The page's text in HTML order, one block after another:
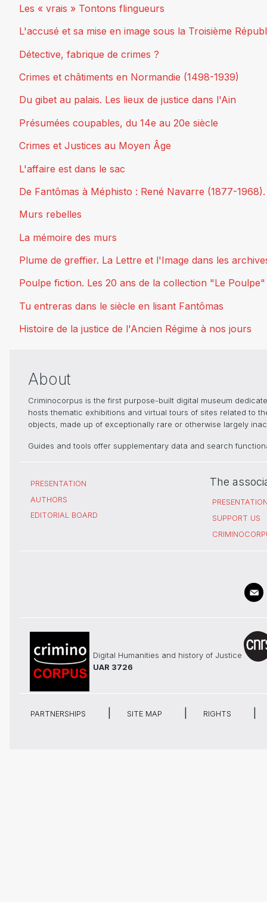
Les « vrais » Tontons flingueurs
L'accusé et sa mise en image sous la Troisième
Détective, fabrique de crimes ?
Crimes et châtiments en Normandie (1498-1939)
Du gibet au palais. Les lieux de justice dans l'Ain
Présumées coupables, du 14e au 20e siècle
Crimes et Justices au Moyen Âge
L'affaire est dans le sac
De Fantômas à Méphisto : René Navarre (1877-
Murs rebelles
La mémoire des murs
Plume de greffier. La Lettre et l'Image dans les
Poulpe fiction. Les 20 ans de la collection "Le Poulpe"
Tu entreras dans le siècle en lisant Fantômas
Histoire de la justice de l'Ancien Régime à nos jours
About
Criminocorpus is the first purpose-built digital museum
hosts thematic exhibitions and virtual tours of sites related to
objects, made up of exceptionally rare or otherwise largely
Guides and tools offer supplementary data and search
PRESENTATION
AUTHORS
EDITORIAL BOARD
The
SUPPORT US
Digital Humanities and history of Justice
UAR 3726
PARTNERSHIPS SITE MAP RIGHTS